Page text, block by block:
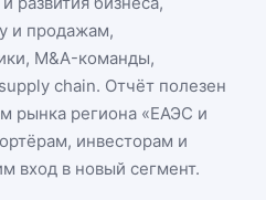
и продажам,
M&A-команды,
chain. Отчёт полезен
рынка региона «ЕАЭС и
инвесторам и
вход в новый сегмент.